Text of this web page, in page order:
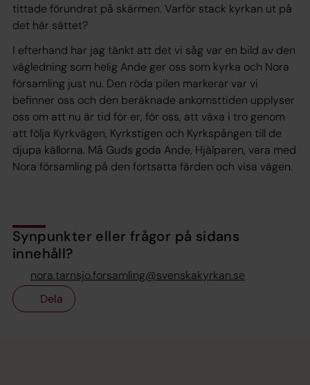
tittade förundrat på skärmen. Varför stack kyrkan ut på
det här sättet?
I efterhand har jag tänkt att det vi såg var en bild av den
vägledning som helig Ande ger oss som kyrka och Nora
församling just nu. Den röda pilen markerar var vi
befinner oss och den beräknade ankomsttiden upplyser
oss om att nu är tid för er, för oss, att växa i tro genom
att följa Kyrkvägen, Kyrkstigen och Kyrkspången till de
djupa källorna. Må Guds goda Ande, Hjälparen, vara med
Nora församling på den fortsatta färden och visa vägen.
Synpunkter eller frågor på sidans
innehåll?
nora.tarnsjo.forsamling@svenskakyrkan.se
Dela